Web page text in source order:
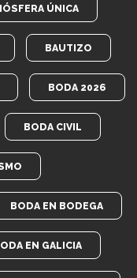
ÚNICA
BAUTIZO
BODA 2026
BODA CIVIL
BODA EN BODEGA
EN GALICIA